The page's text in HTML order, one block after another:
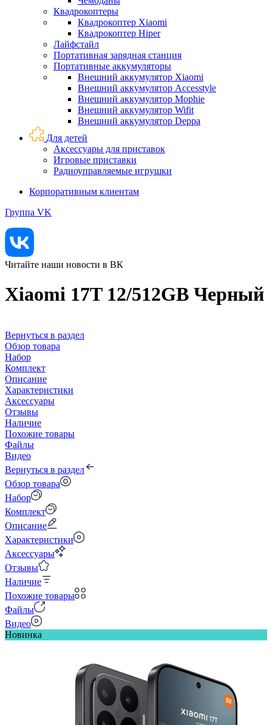
Квадрокоптеры
Квадрокоптер Xiaomi
Квадрокоптер Hiper
Лайфстайл
Портативная зарядная станция
Портативные аккумуляторы
Внешний аккумулятор Xiaomi
Внешний аккумулятор Accesstyle
Внешний аккумулятор Mophie
Внешний аккумулятор Wifit
Внешний аккумулятор Deppa
Для детей
Аксессуары для приставок
Игровые приставки
Радиоуправляемые игрушки
Корпоративным клиентам
Группа VK
Читайте наши новости в ВК
Xiaomi 17T 12/512GB Черный
Вернуться в раздел
Обзор товара
Набор
Комплект
Описание
Характеристики
Аксессуары
Отзывы
Наличие
Похожие товары
Файлы
Видео
Вернуться в раздел
Обзор товара
Набор
Комплект
Описание
Характеристики
Аксессуары
Отзывы
Наличие
Похожие товары
Файлы
Видео
Новинка